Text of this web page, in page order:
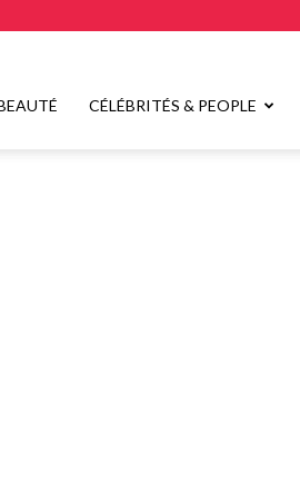
CÉLÉBRITÉS & PEOPLE